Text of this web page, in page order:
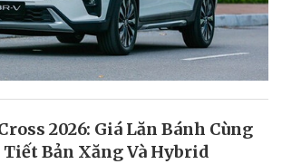
2026: Giá Lăn Bánh Cùng
Bản Xăng Và Hybrid